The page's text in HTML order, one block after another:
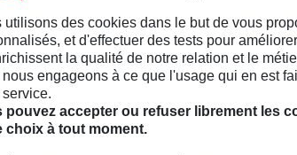
1983 aux Sables d’Olonne, Mehdi-Georges
aussi transversale que sa gamme de
pose l’individu, le genre et la représentation
des corps et des objets
utilisons des cookies dans le but de vous
et d'effectuer des tests pour
la qualité de notre relation et le
nous engageons à ce que l'usage qui en est
pouvez accepter ou refuser librement les
choix à tout moment.